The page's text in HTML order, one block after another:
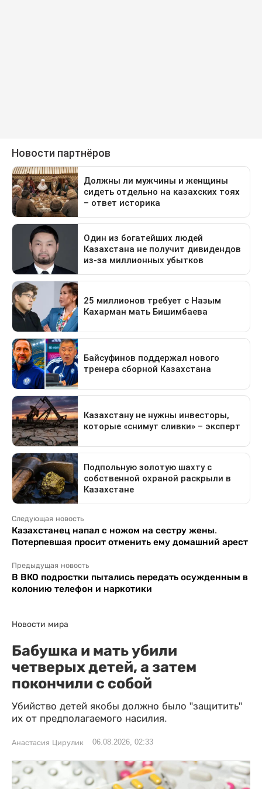
Следующая новость
Казахстанец напал с ножом на сестру жены.
Потерпевшая просит отменить ему домашний арест
Предыдущая новость
В ВКО подростки пытались передать осужденным в
колонию телефон и наркотики
Новости мира
Бабушка и мать убили
четверых детей, а затем
покончили с собой
Убийство детей якобы должно было "защитить"
их от предполагаемого насилия.
Анастасия Цирулик 06.08.2026, 02:33